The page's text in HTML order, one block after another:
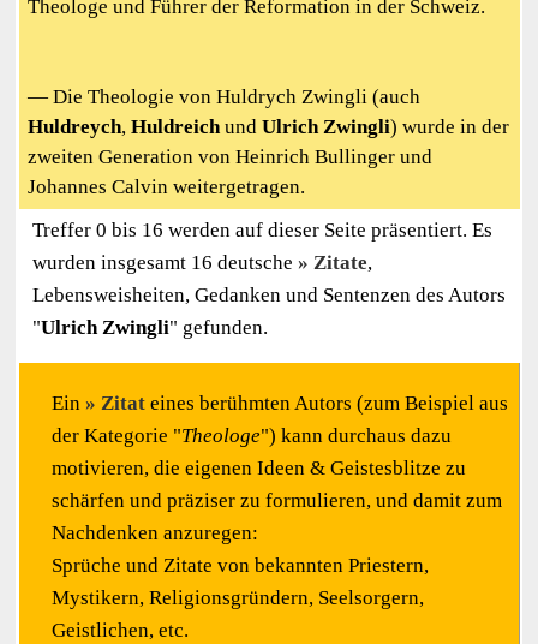
Theologe und Führer der Reformation in der Schweiz.
— Die Theologie von Huldrych Zwingli (auch
Huldreych,Huldreich undUlrich Zwingli) wurde in der
zweiten Generation von Heinrich Bullinger und
Johannes Calvin weitergetragen.
Treffer 0 bis 16 werden auf dieser Seite präsentiert. Es
wurden insgesamt 16 deutsche
Zitate,
Lebensweisheiten, Gedanken und Sentenzen des Autors
"Ulrich Zwingli" gefunden.
Ein Zitat eines berühmten Autors (zum Beispiel aus
der Kategorie "Theologe") kann durchaus dazu
motivieren, die eigenen Ideen & Geistesblitze zu
schärfen und präziser zu formulieren, und damit zum
Nachdenken anzuregen:
Sprüche und Zitate von bekannten Priestern,
Mystikern, Religionsgründern, Seelsorgern,
Geistlichen, etc.